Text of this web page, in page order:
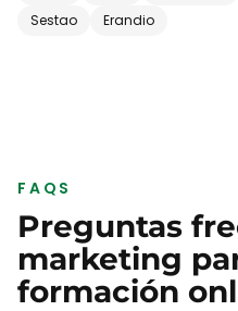
Sestao
Erandio
FAQS
Preguntas
marketing
formación